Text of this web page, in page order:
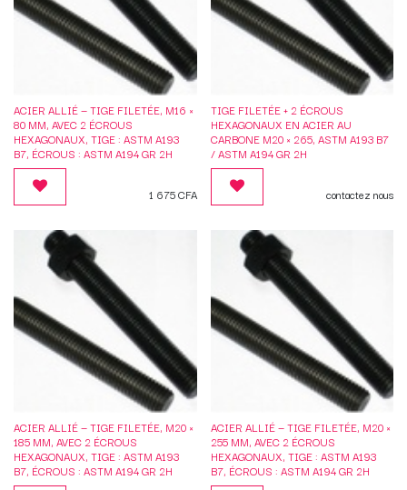
ACIER ALLIÉ — TIGE FILETÉE, M16 ×
80 MM, AVEC 2 ÉCROUS
HEXAGONAUX, TIGE : ASTM A193
B7, ÉCROUS : ASTM A194 GR 2H
1 675CFA
TIGE FILETÉE + 2 ÉCROUS
HEXAGONAUX EN ACIER AU
CARBONE M20 × 265, ASTM A193 B7
/ ASTM A194 GR 2H
contactez nous
ACIER ALLIÉ — TIGE FILETÉE, M20 ×
185 MM, AVEC 2 ÉCROUS
HEXAGONAUX, TIGE : ASTM A193
B7, ÉCROUS : ASTM A194 GR 2H
ACIER ALLIÉ — TIGE FILETÉE, M20 ×
255 MM, AVEC 2 ÉCROUS
HEXAGONAUX, TIGE : ASTM A193
B7, ÉCROUS : ASTM A194 GR 2H